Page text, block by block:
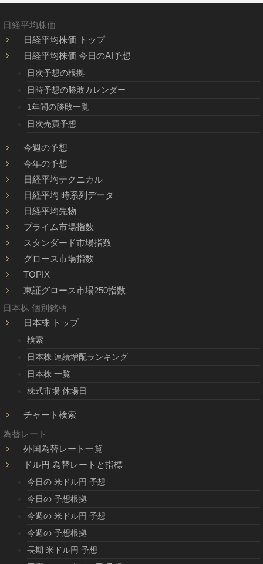
日経平均株価
日経平均株価 トップ
日経平均株価 今日のAI予想
日次予想の根拠
日時予想の勝敗カレンダー
1年間の勝敗一覧
日次売買予想
今週の予想
今年の予想
日経平均テクニカル
日経平均 時系列データ
日経平均先物
プライム市場指数
スタンダード市場指数
グロース市場指数
TOPIX
東証グロース市場250指数
日本株 個別銘柄
日本株 トップ
検索
日本株 連続増配ランキング
日本株 一覧
株式市場 休場日
チャート検索
為替レート
外国為替レート一覧
ドル円 為替レートと指標
今日の 米ドル円 予想
今日の 予想根拠
今週の 米ドル円 予想
今週の 予想根拠
長期 米ドル円 予想